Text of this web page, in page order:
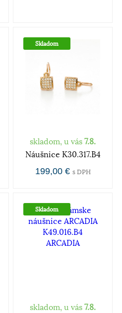
Skladom
skladom, u vás 7.8.
Náušnice K30.317.B4
199,00 € s DPH
Skladom
skladom, u vás 7.8.